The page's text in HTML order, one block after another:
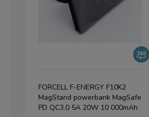
FORCELL F-ENERGY F10K2
MagStand powerbank MagSafe
PD QC3.0 5A 20W 10 000mAh